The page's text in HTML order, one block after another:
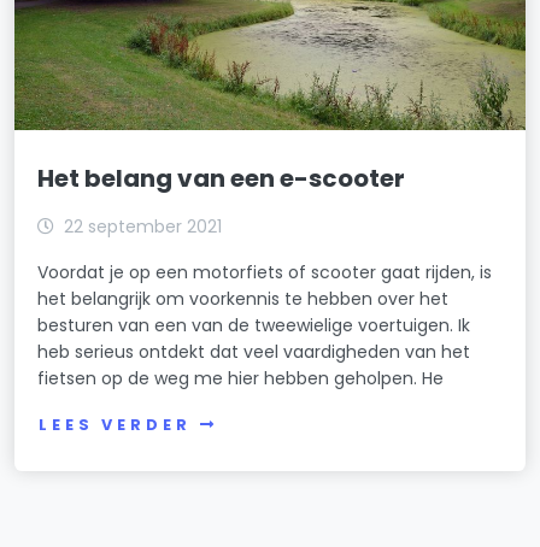
Het belang van een e-scooter
22 september 2021
Voordat je op een motorfiets of scooter gaat rijden, is
het belangrijk om voorkennis te hebben over het
besturen van een van de tweewielige voertuigen. Ik
heb serieus ontdekt dat veel vaardigheden van het
fietsen op de weg me hier hebben geholpen. He
LEES VERDER